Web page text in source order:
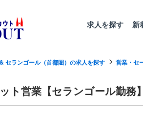
求人を探す 新
セランゴール（首都圏）の求人を探す 営業・セ
ト営業【セランゴール勤務】